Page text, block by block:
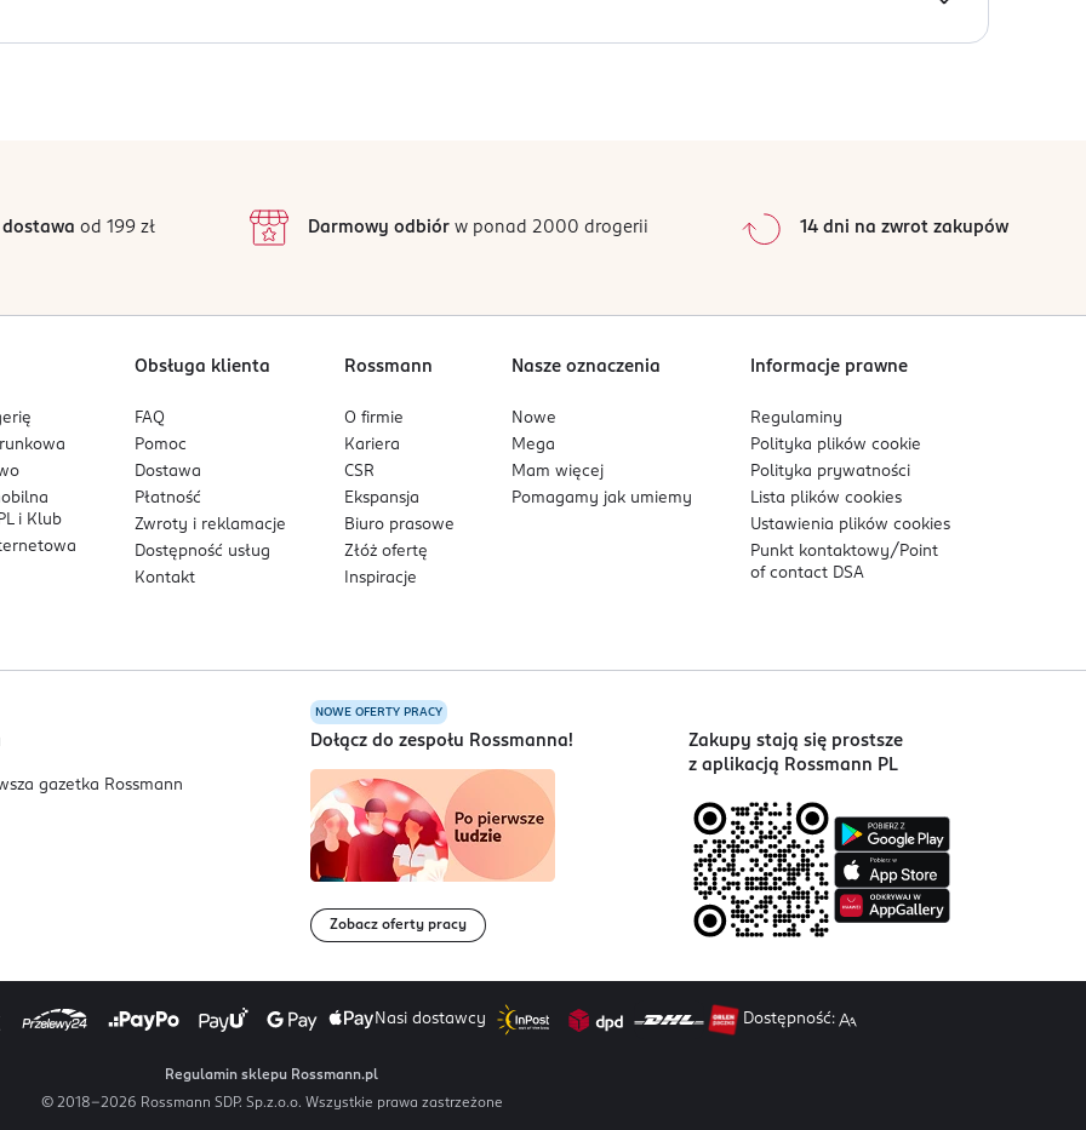
2
1
0%
Sortowanie wgdata: od najnowszej
dostawa od 199 zł Darmowy odbiórw ponad 2000 drogerii 14 dni na zwrot zakupów
i Klub
Obsługa klienta
FAQ
Pomoc
Dostawa
Płatność
Zwroty i reklamacje
Dostępność usług
Kontakt
Rossmann
O firmie
Kariera
CSR
Ekspansja
Biuro prasowe
Złóż ofertę
Inspiracje
Nasze oznaczenia
Nowe
Mega
Mam więcej
Pomagamy jak umiemy
Informacje prawne
Regulaminy
Polityka plikówcookie
Polityka prywatności
Lista plikówcookies
Ustawienia plikówcookies
Punkt kontaktowy/ Point
of contact DSA
NOWE OFERTY PRACY
Dołącz do zespołu Rossmanna!
Zobacz oferty pracy
Zakupy stają się prostsze
z aplikacją Rossmann PL
Nasi dostawcy Dostępność:
Regulamin sklepu Rossmann.pl
© 2018-2026 Rossmann SDP. Sp.z.o.o. Wszystkie prawa zastrzeżone